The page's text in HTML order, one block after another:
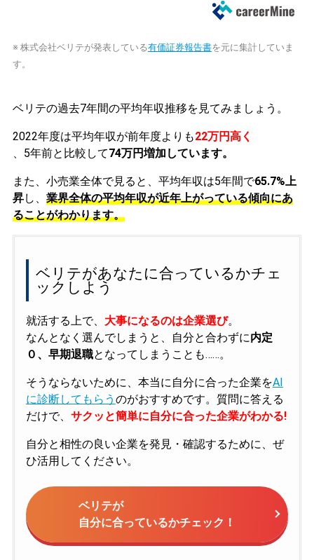
※ 株式会社ベリテが発表している有価証券報告書を元に集計していま
す。
ベリテの過去7年間の平均年収推移を見てみましょう。
2022年度は平均年収が前年度よりも22万円高く
、5年前と比較して74万円増加しています。
また、小売業全体で見ると、平均年収は5年間で65.7%上
昇し、 業界全体の平均年収が近年上がっている傾向にあ
ることがわかります。
ベリテがあなたに合っているかチェ
ックしよう
就活する上で、 大事になるのは企業選び。
なんとなく選んでしまうと、自分と合わずに内定
０、早期退職となってしまうことも……。
そうならないために、本当に自分に合った企業をAI
に診断してもらう のがおすすめです。質問に答える
だけで、 サクッと簡単に自分に合った企業がわかる!
自分と相性の良い企業を発見・確認するために、ぜ
ひ活用してください。
ベリテが
自分に合っているかチェック！